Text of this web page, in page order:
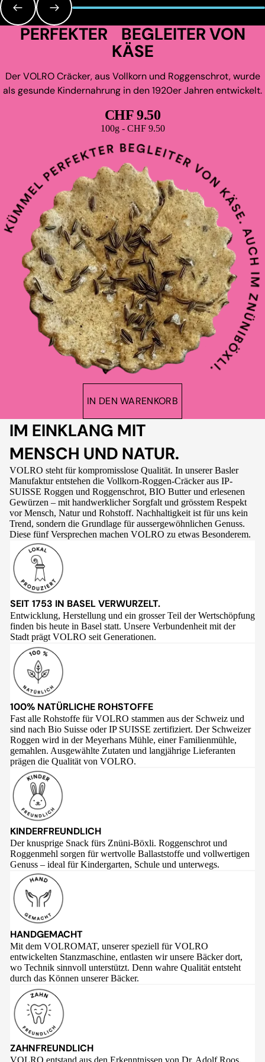
PERFEKTER BEGLEITER VON
KÄSE
Der VOLRO Cräcker, aus Vollkorn und Roggenschrot, wurde
als gesunde Kindernahrung in den 1920er Jahren entwickelt.
CHF 9.50
Grundpreis
100g - CHF 9.50
IN DEN WARENKORB
IM EINKLANG MIT
MENSCH UND NATUR.
VOLRO steht für kompromisslose Qualität. In unserer Basler
Manufaktur entstehen die Vollkorn-Roggen-Cräcker aus IP-
SUISSE Roggen und Roggenschrot, BIO Butter und erlesenen
Gewürzen – mit handwerklicher Sorgfalt und grösstem Respekt
vor Mensch, Natur und Rohstoff. Nachhaltigkeit ist für uns kein
Trend, sondern die Grundlage für aussergewöhnlichen Genuss.
Diese fünf Versprechen machen VOLRO zu etwas Besonderem.
SEIT 1753 IN BASEL VERWURZELT.
Entwicklung, Herstellung und ein grosser Teil der Wertschöpfung
finden bis heute in Basel statt. Unsere Verbundenheit mit der
Stadt prägt VOLRO seit Generationen.
100% NATÜRLICHE ROHSTOFFE
Fast alle Rohstoffe für VOLRO stammen aus der Schweiz und
sind nach Bio Suisse oder IP SUISSE zertifiziert. Der Schweizer
Roggen wird in der Meyerhans Mühle, einer Familienmühle,
gemahlen. Ausgewählte Zutaten und langjährige Lieferanten
prägen die Qualität von VOLRO.
KINDERFREUNDLICH
Der knusprige Snack fürs Znüni-Böxli. Roggenschrot und
Roggenmehl sorgen für wertvolle Ballaststoffe und vollwertigen
Genuss – ideal für Kindergarten, Schule und unterwegs.
HANDGEMACHT
Mit dem VOLROMAT, unserer speziell für VOLRO
entwickelten Stanzmaschine, entlasten wir unsere Bäcker dort,
wo Technik sinnvoll unterstützt. Denn wahre Qualität entsteht
durch das Können unserer Bäcker.
ZAHNFREUNDLICH
VOLRO entstand aus den Erkenntnissen von Dr. Adolf Roos,